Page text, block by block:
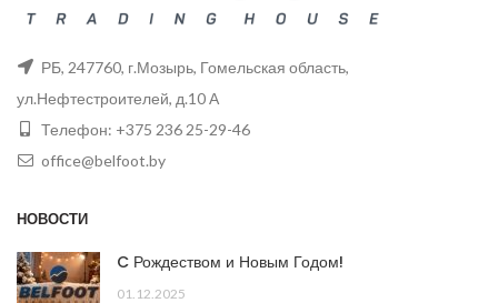
РБ, 247760, г.Мозырь, Гомельская область,
ул.Нефтестроителей, д.10 А
Телефон: +375 236 25-29-46
office@belfoot.by
НОВОСТИ
C Рождеством и Новым Годом!
01.12.2025